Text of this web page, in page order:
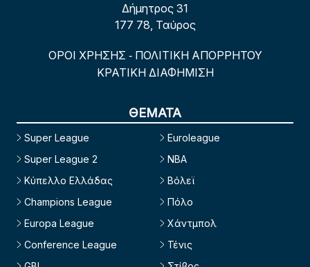
Δήμητρος 31
177 78, Ταύρος
ΟΡΟΙ ΧΡΗΣΗΣ - ΠΟΛΙΤΙΚΗ ΑΠΟΡΡΗΤΟΥ
ΚΡΑΤΙΚΗ ΔΙΑΦΗΜΙΣΗ
ΘΕΜΑΤΑ
Super League
Super League 2
Κύπελλο Ελλάδας
Champions League
Europa League
Conference League
Euroleague
NBA
Βόλεϊ
Πόλο
Χάντμπολ
Τένις